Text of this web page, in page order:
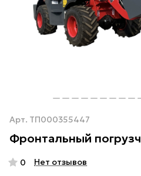
Арт. ТП000355447
Фронтальный
0 Нет отзывов